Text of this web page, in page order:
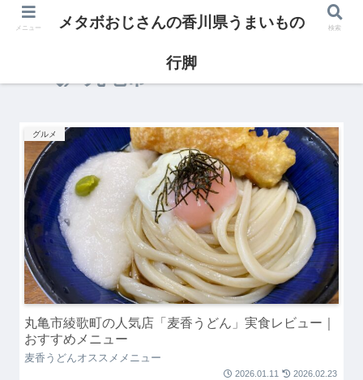
丸亀市
グルメ
丸亀市綾歌町の人気店「麦香うどん」実食レビュー｜
おすすめメニュー
麦香うどんオススメメニュー
2026.01.11 2026.02.23
メニュー メタボおじさんの香川県うまいもの
行脚
検索